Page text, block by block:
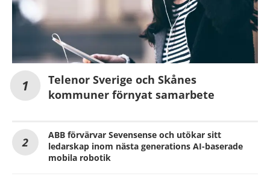
Telenor Sverige och Skånes
kommuner förnyat samarbete
ABB förvärvar Sevensense och utökar sitt
ledarskap inom nästa generations AI-baserade
mobila robotik